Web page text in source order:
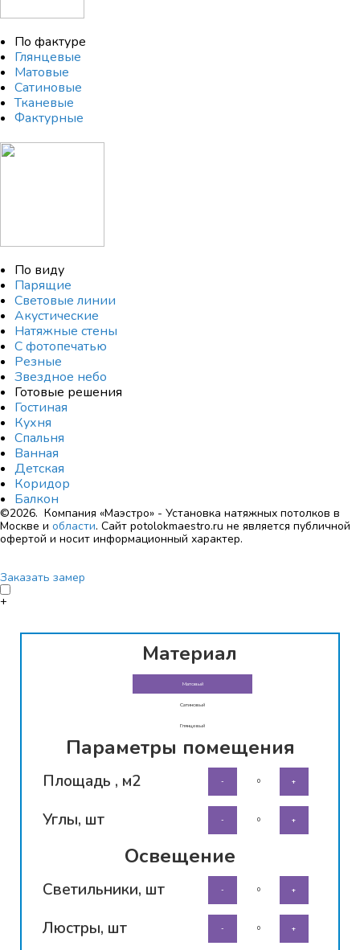
По фактуре
Глянцевые
Матовые
Сатиновые
Тканевые
Фактурные
По виду
Парящие
Световые линии
Акустические
Натяжные стены
С фотопечатью
Резные
Звездное небо
Готовые решения
Гостиная
Кухня
Спальня
Ванная
Детская
Коридор
Балкон
©2026. Компания «Маэстро» - Установка натяжных потолков в
Москве и области. Сайт potolokmaestro.ru не является публичной
офертой и носит информационный характер.
Заказать замер
+
Материал
Матовый
Сатиновый
Глянцевый
Параметры помещения
Площадь , м2 +
-
Углы, шт +
-
Освещение
Светильники, шт +
-
Люстры, шт +
-